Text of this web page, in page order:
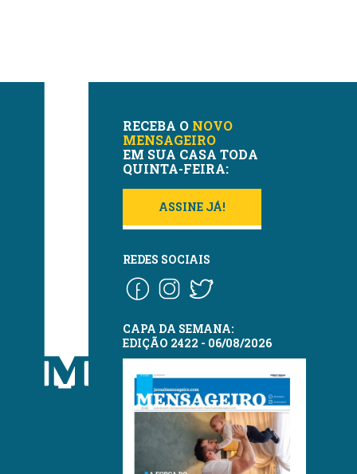
RECEBA O NOVO
MENSAGEIRO
EM SUA CASA TODA
QUINTA-FEIRA:
ASSINE JÁ!
REDES SOCIAIS
CAPA DA SEMANA:
EDIÇÃO 2422 - 06/08/2026